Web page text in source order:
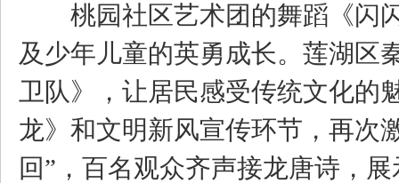
桃园社区艺术团的舞蹈《闪
及少年儿童的英勇成长。莲湖区
卫队》，让居民感受传统文化的
龙》和文明新风宣传环节，再次
回”，百名观众齐声接龙唐诗，